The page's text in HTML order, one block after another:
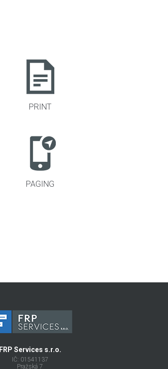
PRINT
PAGING
FRP Services s.r.o.
IČ: 01541137
Pražská 7